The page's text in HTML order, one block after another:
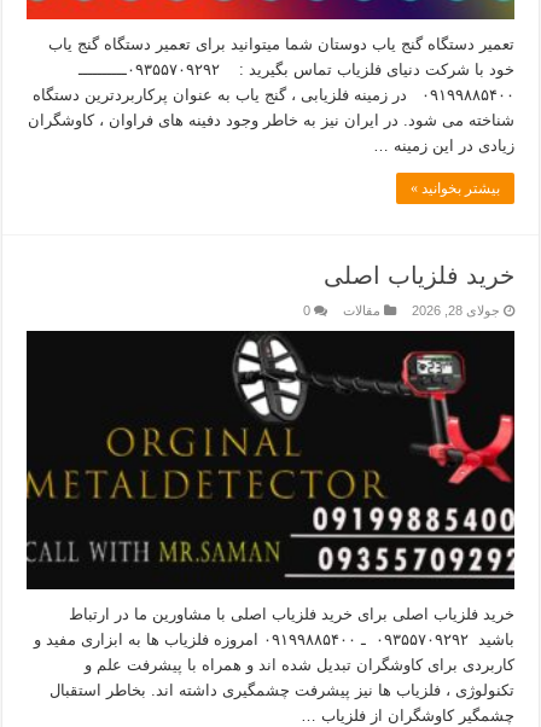
تعمیر دستگاه گنج یاب دوستان شما میتوانید برای تعمیر دستگاه گنج یاب
خود با شرکت دنیای فلزیاب تماس بگیرید : ۰۹۳۵۵۷۰۹۲۹۲ــــــــــ
۰۹۱۹۹۸۸۵۴۰۰ در زمینه فلزیابی ، گنج یاب به عنوان پرکاربردترین دستگاه
شناخته می شود. در ایران نیز به خاطر وجود دفینه های فراوان ، کاوشگران
زیادی در این زمینه …
بیشتر بخوانید »
خرید فلزیاب اصلی
جولای 28, 2026 مقالات 0
خرید فلزیاب اصلی برای خرید فلزیاب اصلی با مشاورین ما در ارتباط
باشید ۰۹۳۵۵۷۰۹۲۹۲ ـ ۰۹۱۹۹۸۸۵۴۰۰ امروزه فلزیاب ها به ابزاری مفید و
کاربردی برای کاوشگران تبدیل شده اند و همراه با پیشرفت علم و
تکنولوژی ، فلزیاب ها نیز پیشرفت چشمگیری داشته اند. بخاطر استقبال
چشمگیر کاوشگران از فلزیاب …